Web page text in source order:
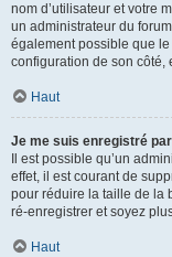
nom d’utilisateur et votre
un administrateur du
également possible que
configuration de son côté,
Haut
Je me suis enregistré
Il est possible qu’un
effet, il est courant de
pour réduire la taille de la
ré-enregistrer et soyez
Haut